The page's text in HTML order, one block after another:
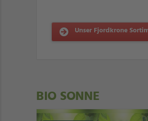
Unser Fjordkrone
BIO SONNE